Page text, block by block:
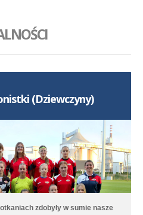
(Dziewczyny)
zdobyły w sumie nasze